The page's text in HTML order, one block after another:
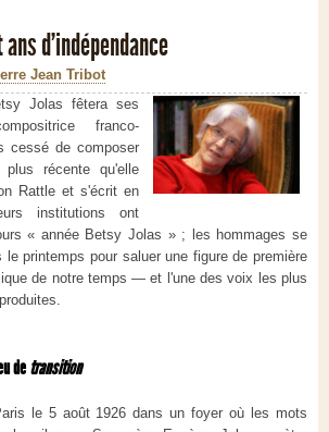
d'indépendance
Jean Tribot
Jolas fêtera ses
franco-
cessé de composer
récente qu'elle
Rattle et s'écrit en
institutions ont
« année Betsy Jolas » ; les hommages se
printemps pour saluer une figure de première
de notre temps — et l'une des voix les plus
detransition
le 5 août 1926 dans un foyer où les mots